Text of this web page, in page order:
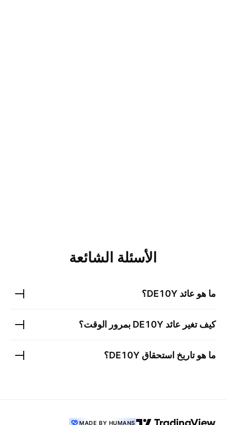
الأسئلة الشائعة
ما هو عائد DE10Y؟
كيف تغير عائد DE10Y بمرور الوقت؟
ما هو تاريخ استحقاق DE10Y؟
MADE BY HUMANS